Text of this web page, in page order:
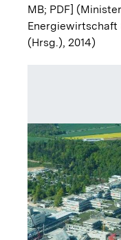
MB; PDF]
(Hrsg.), 2014)